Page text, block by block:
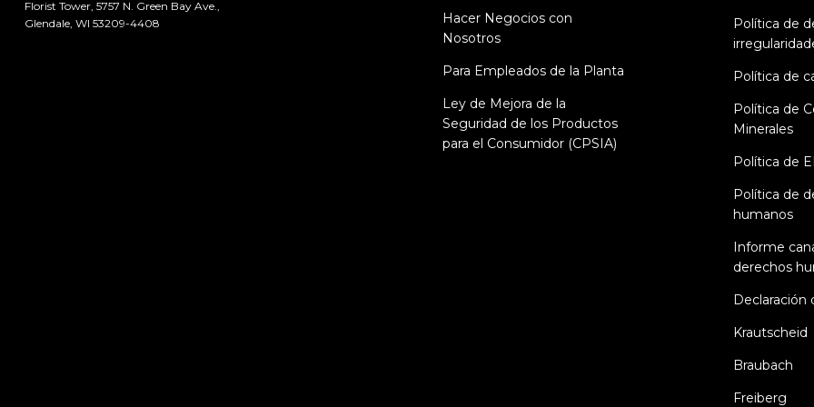
Florist Tower, 5757 N. Green Bay Ave.,
Glendale, WI 53209-4408
Hacer Negocios con
Nosotros
Para Empleados de la Planta
Ley de Mejora de la
Seguridad de los Productos
para el Consumidor (CPSIA)
Política de
Política de
Política de
Minerales
Política de
Política de
humanos
Informe
derechos
Declaración
Krautscheid
Braubach
Freiberg